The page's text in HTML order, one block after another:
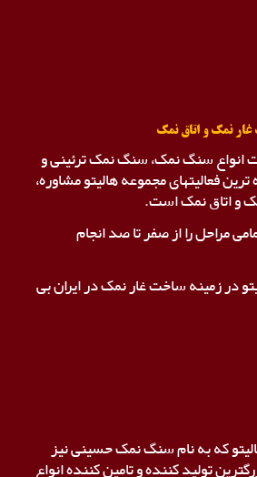
نمک و اتاق نمک
انواع سنگ نمک، سنگ نمک ترئینی و
فعالیتهای مجموعه هالیتو مشاوره،
و اتاق نمک است.
مراحل را از صفر تا صد انجام
در زمینه ساخت غار نمک در ایران بی
که به نام سنگ نمک حسینی نیز
تولید کننده و تامین کننده انواع